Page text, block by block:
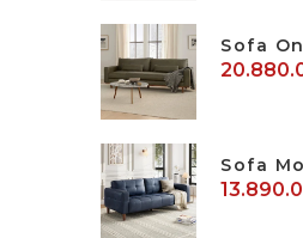
Sofa
Sofa